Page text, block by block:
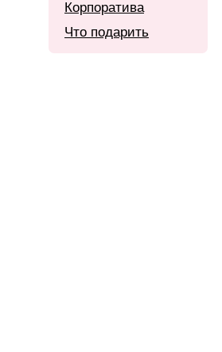
Корпоратива
Что подарить